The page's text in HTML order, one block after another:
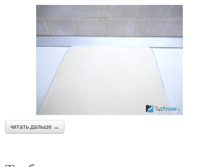
читать дальше →